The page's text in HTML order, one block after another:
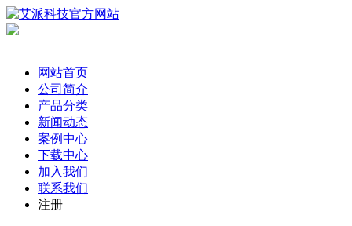
网站首页
公司简介
产品分类
新闻动态
案例中心
下载中心
加入我们
联系我们
注册